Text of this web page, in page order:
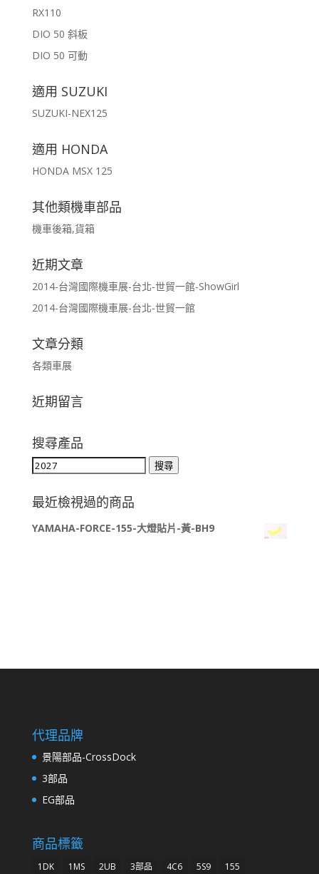
RX110
DIO 50 斜板
DIO 50 可動
適用 SUZUKI
SUZUKI-NEX125
適用 HONDA
HONDA MSX 125
其他類機車部品
機車後箱,貨箱
近期文章
2014-台灣國際機車展-台北-世貿一館-ShowGirl
2014-台灣國際機車展-台北-世貿一館
文章分類
各類車展
近期留言
搜尋產品
搜
關
鍵
字:
搜尋
最近檢視過的商品
YAMAHA-FORCE-155-大燈貼片-黃-BH9
代理品牌
景陽部品-CrossDock
3部品
EG部品
商品標籤
1DK 1MS 2UB 3部品 4C6 5S9
155